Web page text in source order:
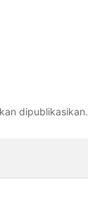
dipublikasikan.